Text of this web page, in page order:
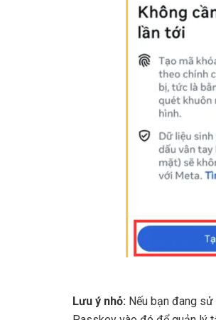
Lưu ý nhỏ: Nếu bạn đang